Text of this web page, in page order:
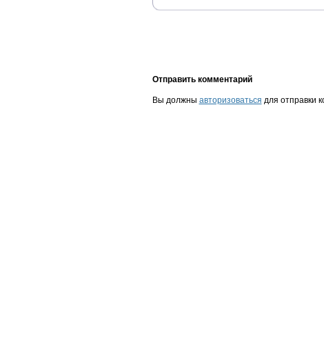
Отправить комментарий
Вы должны авторизоваться для отправки